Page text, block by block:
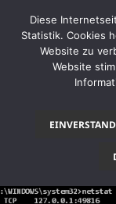
Diese
Statistik. Cookies
Website zu
Website